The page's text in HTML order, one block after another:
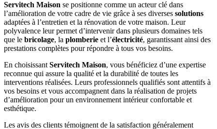
Servitech Maison se positionne comme un acteur clé dans
l’amélioration de votre cadre de vie grâce à ses diverses solutions
adaptées à l’entretien et la rénovation de votre maison. Leur
polyvalence leur permet d’intervenir dans plusieurs domaines tels
que le bricolage, la plomberie et l’électricité, garantissant ainsi des
prestations complètes pour répondre à tous vos besoins.
En choisissant Servitech Maison, vous bénéficiez d’une expertise
reconnue qui assure la qualité et la durabilité de toutes les
interventions réalisées. Leurs professionnels qualifiés sont attentifs à
vos besoins et vous accompagnent dans la réalisation de projets
d’amélioration pour un environnement intérieur confortable et
esthétique.
Les avis des clients témoignent de la satisfaction généralement